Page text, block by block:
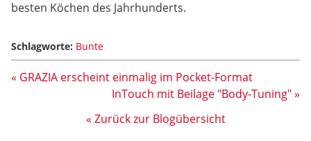
besten Köchen des Jahrhunderts.
Schlagworte: Bunte
« GRAZIA erscheint einmalig im Pocket-Format
InTouch mit Beilage "Body-Tuning" »
« Zurück zur Blogübersicht